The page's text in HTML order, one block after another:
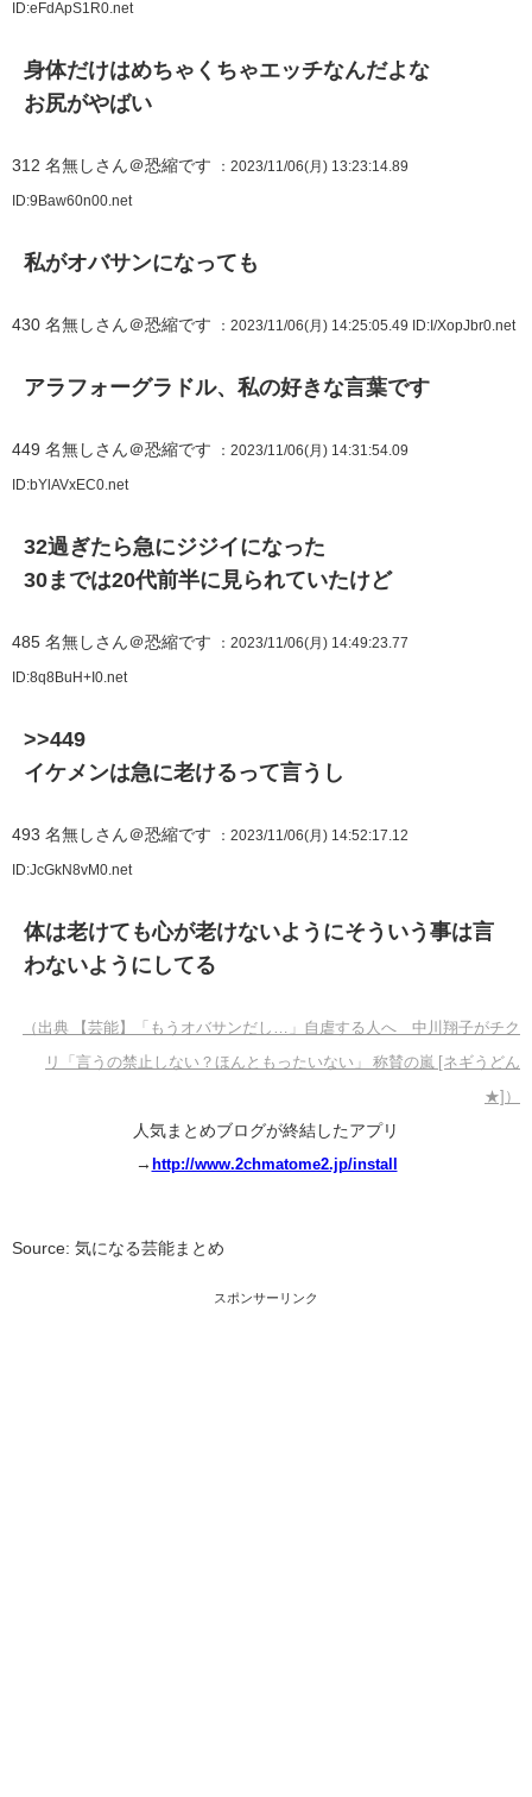
ID:eFdApS1R0.net
身体だけはめちゃくちゃエッチなんだよな
お尻がやばい
312 名無しさん＠恐縮です ：2023/11/06(月) 13:23:14.89
ID:9Baw60n00.net
私がオバサンになっても
430 名無しさん＠恐縮です ：2023/11/06(月) 14:25:05.49 ID:I/XopJbr0.net
アラフォーグラドル、私の好きな言葉です
449 名無しさん＠恐縮です ：2023/11/06(月) 14:31:54.09
ID:bYlAVxEC0.net
32過ぎたら急にジジイになった
30までは20代前半に見られていたけど
485 名無しさん＠恐縮です ：2023/11/06(月) 14:49:23.77
ID:8q8BuH+I0.net
>>449
イケメンは急に老けるって言うし
493 名無しさん＠恐縮です ：2023/11/06(月) 14:52:17.12
ID:JcGkN8vM0.net
体は老けても心が老けないようにそういう事は言
わないようにしてる
（出典 【芸能】「もうオバサンだし…」自虐する人へ 中川翔子がチク
リ「言うの禁止しない？ほんともったいない」 称賛の嵐 [ネギうどん
★]）
人気まとめブログが終結したアプリ
→ http://www.2chmatome2.jp/install
Source: 気になる芸能まとめ
スポンサーリンク